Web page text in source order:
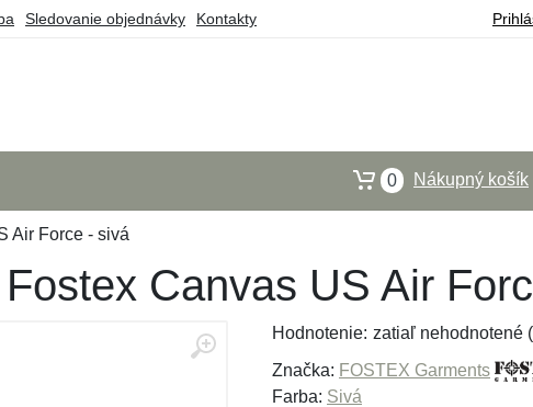
Sledovanie objednávky Kontakty
0 Nákupný košík
Air Force - sivá
Canvas US Air
Hodnotenie: zatiaľ nehodnotené (
Značka: FOSTEX Garments
Farba: Sivá